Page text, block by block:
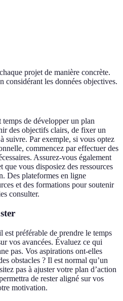
projet de manière concrète.
considérant les données objectives.
de développer un plan
des objectifs clairs, de fixer un
suivre. Par exemple, si vous optez
commencez par effectuer des
Assurez-vous également
vous disposiez des ressources
Des plateformes en ligne
et des formations pour soutenir
consulter.
préférable de prendre le temps
vos avancées. Évaluez ce qui
pas. Vos aspirations ont-elles
obstacles ? Il est normal qu’un
pas à ajuster votre plan d’action
de rester aligné sur vos
motivation.